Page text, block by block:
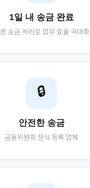
1일 내 송금 완료
송금 처리로 업무 효율 극대화
🔒
안전한 송금
금융위원회 정식 등록 업체